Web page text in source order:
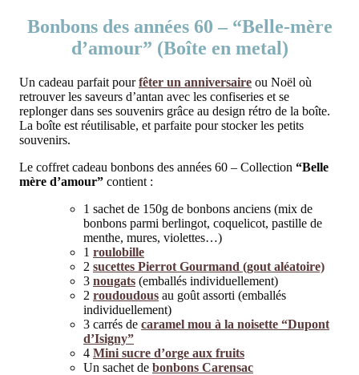
Bonbons des années 60 – “Belle-mère
d’amour” (Boîte en metal)
Un cadeau parfait pourfêter un anniversaire ou Noël où
retrouver les saveurs d’antan avec les confiseries et se
replonger dans ses souvenirs grâce au design rétro de la boîte.
La boîte est réutilisable, et parfaite pour stocker les petits
souvenirs.
Le coffret cadeau bonbons des années 60 – Collection “Belle
mère d’amour” contient :
1 sachet de 150g de bonbons anciens (mix de
bonbons parmi berlingot, coquelicot, pastille de
menthe, mures, violettes…)
1 roulobille
2 sucettes Pierrot Gourmand (gout aléatoire)
3 nougats (emballés individuellement)
2 roudoudous au goût assorti (emballés
individuellement)
3 carrés de caramel mou à la noisette “Dupont
d’Isigny”
4 Mini sucre d’orge aux fruits
Un sachet de bonbons Carensac